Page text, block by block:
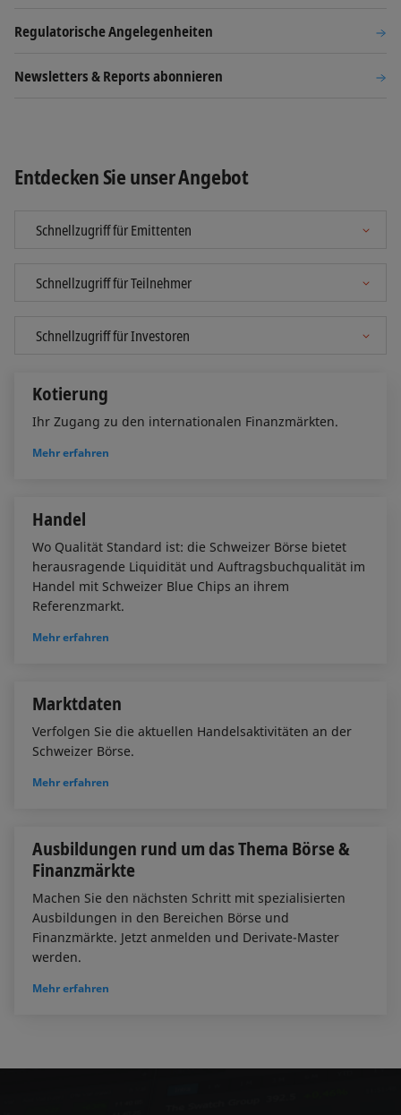
Regulatorische Angelegenheiten
Newsletters & Reports abonnieren
Entdecken Sie unser Angebot
Kotierung
Ihr Zugang zu den internationalen Finanzmärkten.
Mehr erfahren
Handel
Wo Qualität Standard ist: die Schweizer Börse bietet
herausragende Liquidität und Auftragsbuchqualität im
Handel mit Schweizer Blue Chips an ihrem
Referenzmarkt.
Mehr erfahren
Marktdaten
Verfolgen Sie die aktuellen Handelsaktivitäten an der
Schweizer Börse.
Mehr erfahren
Ausbildungen rund um das Thema Börse &
Finanzmärkte
Machen Sie den nächsten Schritt mit spezialisierten
Ausbildungen in den Bereichen Börse und
Finanzmärkte. Jetzt anmelden und Derivate-Master
werden.
Mehr erfahren